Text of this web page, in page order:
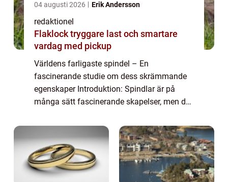
04 augusti 2026 Erik Andersson
redaktionel
Flaklock tryggare last och smartare
vardag med pickup
Världens farligaste spindel – En
fascinerande studie om dess skrämmande
egenskaper Introduktion: Spindlar är på
många sätt fascinerande skapelser, men det
konsekvenser för människan om de kommer
i ko...